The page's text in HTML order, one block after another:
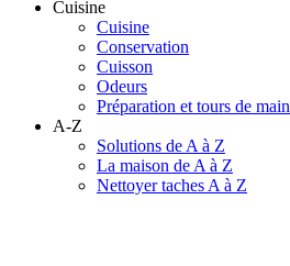
Cuisine
Cuisine
Conservation
Cuisson
Odeurs
Préparation et tours de main
A-Z
Solutions de A à Z
La maison de A à Z
Nettoyer taches A à Z